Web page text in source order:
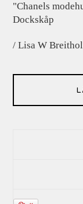
"Chanels
Dockskåp
/ Lisa W